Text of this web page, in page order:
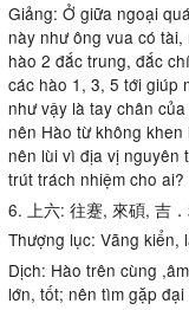
Giảng: Ở giữa ngoại
này như ông vua có
hào 2 đắc trung, đắc
các hào 1, 3, 5 tới giúp
như vậy là tay chân
nên Hào từ không
nên lùi vì địa vị nguyên
trút trách nhiệm cho ai?
6. 上六: 往蹇, 來碩, 吉．
Thượng lục: Vãng kiển,
Dịch: Hào trên cùng
lớn, tốt; nên tìm gặp